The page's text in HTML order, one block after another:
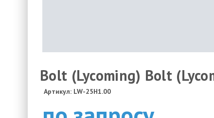
Bolt (Lycoming) Bolt
Артикул: LW-25H1.00